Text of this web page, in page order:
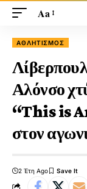
Aa
ΑΘΛΗΤΙΣΜΌΣ
Αλόνσο
“This is
στον
2 Έτη Ago